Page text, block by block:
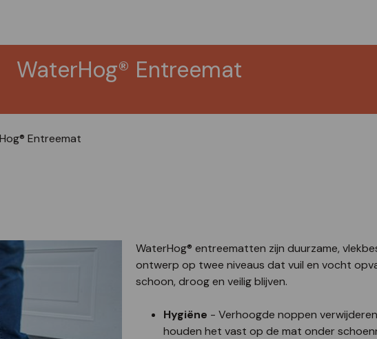
WaterHog® Entreemat
Entreemat
WaterHog® entreematten zijn duurzame,
ontwerp op twee niveaus dat vuil en vocht
schoon, droog en veilig blijven.
Hygiëne - Verhoogde noppen
houden het vast op de mat onder